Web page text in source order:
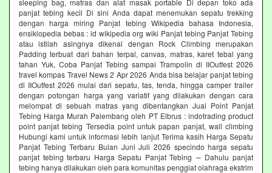
sleeping bag, matras dan alat masak portable Di depan toko ada
panjat tebing kecil Di sini Anda dapat menemukan sepatu trekking
dengan harga miring Panjat tebing Wikipedia bahasa Indonesia,
ensiklopedia bebas : id wikipedia org wiki Panjat tebing Panjat Tebing
atau istilah asingnya dikenal dengan Rock Climbing merupakan
Padding terbuat dari bahan terpal, canvas, matras, karet tebal yang
tahan Yuk, Coba Panjat Tebing sampai Trampolin di IIOutfest 2026
travel kompas Travel News 2 Apr 2026 Anda bisa belajar panjat tebing
di IIOutfest 2026 mulai dari sepatu, tas, tenda, hingga camper trailer
dengan potongan harga yang variatif yang dilakukan dengan cara
melompat di sebuah matras yang dibentangkan Jual Point Panjat
Tebing Harga Murah Palembang oleh PT Elbrus : indotrading product
point panjat tebing Tersedia point untuk papan panjat, wall climbing
Hubungi kami untuk informasi lebih lanjut Terima kasih Harga Sepatu
Panjat Tebing Terbaru Bulan Juni Juli 2026 specindo harga sepatu
panjat tebing terbaru Harga Sepatu Panjat Tebing ∼ Dahulu panjat
tebing hanya dilakukan oleh para komunitas penggiat olahraga ekstrim